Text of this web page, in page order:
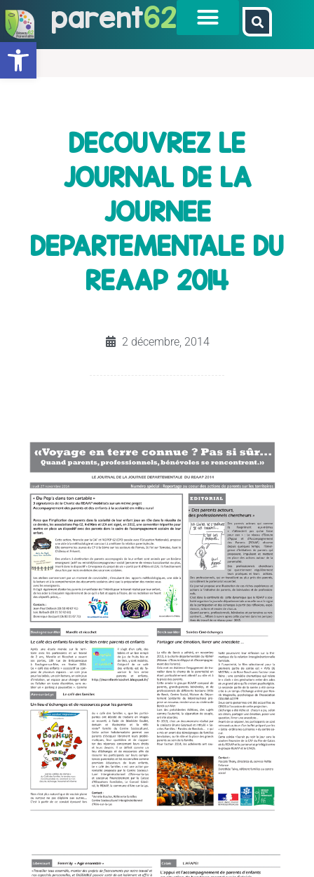
Ouvrir la barre d’outils
parent62
DECOUVREZ LE
JOURNAL DE LA
JOURNEE
DEPARTEMENTALE DU
REAAP 2014
2 décembre, 2014